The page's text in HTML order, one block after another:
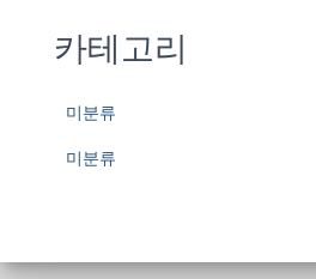
카테고리
미분류
미분류